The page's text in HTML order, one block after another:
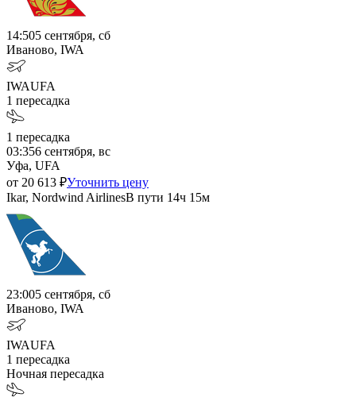
14:505 сентября, сб
Иваново, IWA
IWAUFA
1 пересадка
1 пересадка
03:356 сентября, вс
Уфа, UFA
от 20 613 ₽Уточнить цену
Ikar, Nordwind AirlinesВ пути 14ч 15м
23:005 сентября, сб
Иваново, IWA
IWAUFA
1 пересадка
Ночная пересадка